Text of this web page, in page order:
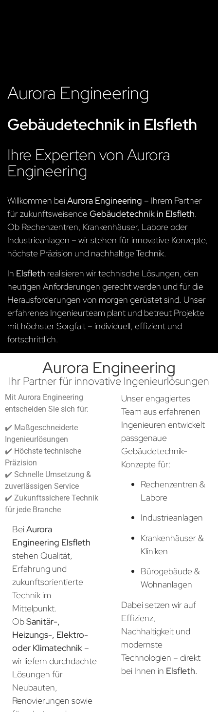
Aurora Engineering
Gebäudetechnik in Elsfleth
Ihre Experten von Aurora
Engineering
Willkommen beiAurora Engineering – Ihrem Partner
für zukunftsweisendeGebäudetechnik in Elsfleth.
Ob Rechenzentren, Krankenhäuser, Labore oder
Industrieanlagen – wir stehen für innovative Konzepte,
höchste Präzision und nachhaltige Technik.
In Elsfleth realisieren wir technische Lösungen, den
heutigen Anforderungen gerecht werden und für die
Herausforderungen von morgen gerüstet sind. Unser
erfahrenes Ingenieurteam plant und betreut Projekte
mit höchster Sorgfalt – individuell, effizient und
fortschrittlich.
Aurora Engineering
Ihr Partner für innovative Ingenieurlösungen
Mit Aurora Engineering
entscheiden Sie sich für:
✔️ Maßgeschneiderte
Ingenieurlösungen
✔️ Höchste technische
Präzision
✔️ Schnelle Umsetzung &
zuverlässigen Service
✔️ Zukunftssichere Technik
für jede Branche
BeiAurora
Engineering Elsfleth
stehen Qualität,
Erfahrung und
zukunftsorientierte
Technik im
Mittelpunkt.
ObSanitär-,
Heizungs-, Elektro-
oder Klimatechnik –
wir liefern durchdachte
Lösungen für
Neubauten,
Renovierungen sowie
Unser engagiertes
Team aus erfahrenen
Ingenieuren entwickelt
passgenaue
Gebäudetechnik-
Konzepte für:
Rechenzentren &
Labore
Industrieanlagen
Krankenhäuser &
Kliniken
Bürogebäude &
Wohnanlagen
Dabei setzen wir auf
Effizienz,
Nachhaltigkeit und
modernste
Technologien – direkt
bei Ihnen in Elsfleth.